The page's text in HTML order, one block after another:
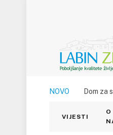
NOVO Dom za
VIJESTI
O
VIJESTI